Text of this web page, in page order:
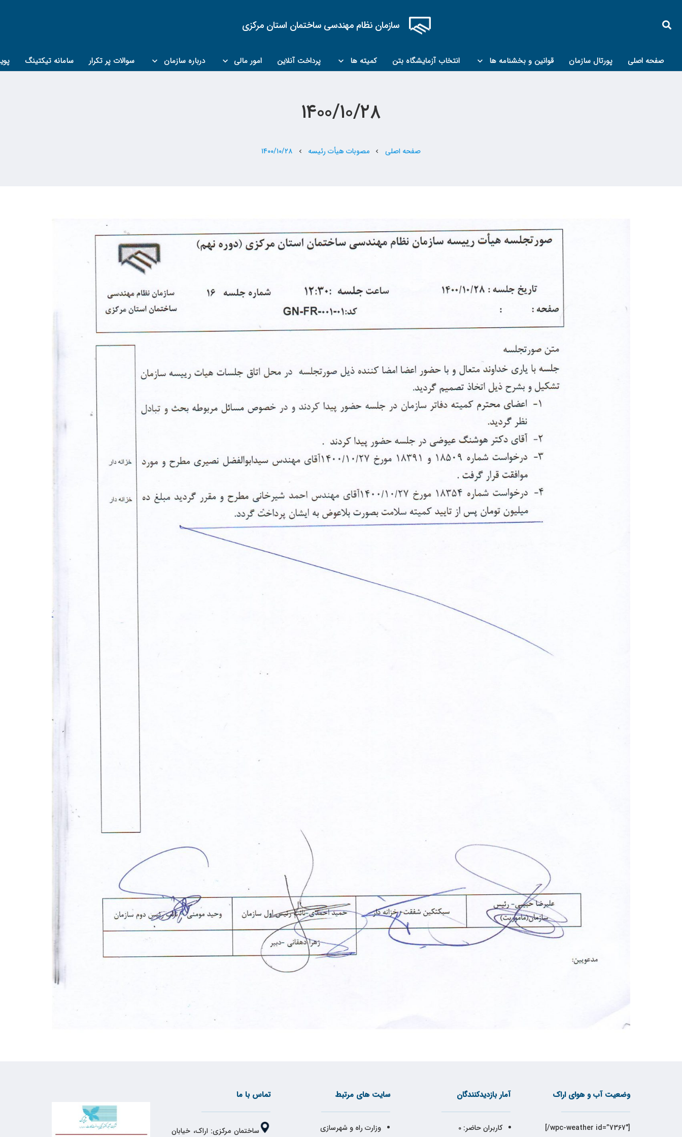
سازمان نظام مهندسی ساختمان استان مرکزی
صفحه اصلی پورتال سازمان قوانین و بخشنامه ها انتخاب آزمایشگاه بتن کمیته ها پرداخت آنلاین امور مالی درباره سازمان سوالات پر تکرار سامانه تیکتینگ
۱۴۰۰/۱۰/۲۸
صفحه اصلی chevron_left مصوبات هیأت رئیسه chevron_left ۱۴۰۰/۱۰/۲۸
وضعیت آب و هوای اراک
[wpc-weather id=”7367″/]
آمار بازدیدکنندگان
کاربران حاضر:0
سایت های مرتبط
وزارت راه و شهرسازی
تماس با ما
ساختمان مرکزی: اراک، خیابان